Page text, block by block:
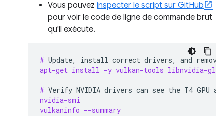
Vous pouvez inspecter le script sur GitHub
pour voir le code de ligne de commande brut
qu'il exécute.
# Update, install correct drivers, and remove
apt-get install -y vulkan-tools libnvidia-gl-
# Verify NVIDIA drivers can see the T4 GPU
nvidia-smi
vulkaninfo --summary